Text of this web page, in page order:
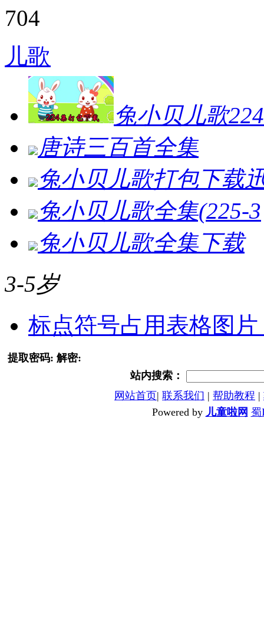
704
儿歌
兔小贝儿歌
唐诗三百首全集
兔小贝儿歌打包下载
兔小贝儿歌全集(225-3
兔小贝儿歌全集下载
3-5岁
标点符号占用表格图
提取密码: 解密:
站内搜索：
网站首页| 联系我们 | 帮助教程 |
Powered by 儿童啦网 蜀